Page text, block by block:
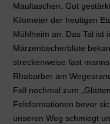
Maultaschen. Gut
Kilometer der heutigen
Mühlheim an. Das Tal ist
Märzenbecherblüte
streckenweise fast
Rhabarber am
Fall nochmal zum
Felsformationen bevor
unseren Weg schmiegt